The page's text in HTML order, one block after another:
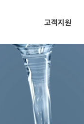
고객지원